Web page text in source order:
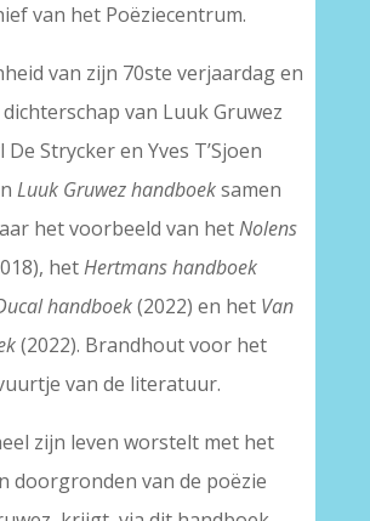
van het Poëziecentrum.
van zijn 70ste verjaardag en
van Luuk Gruwez
Strycker en Yves T’Sjoen
Luuk Gruwez handboeksamen
het voorbeeld van hetNolens
hetHertmans handboek
handboek(2022) en het Van
(2022). Brandhout voor het
van de literatuur.
zijn leven worstelt met het
doorgronden van de poëzie